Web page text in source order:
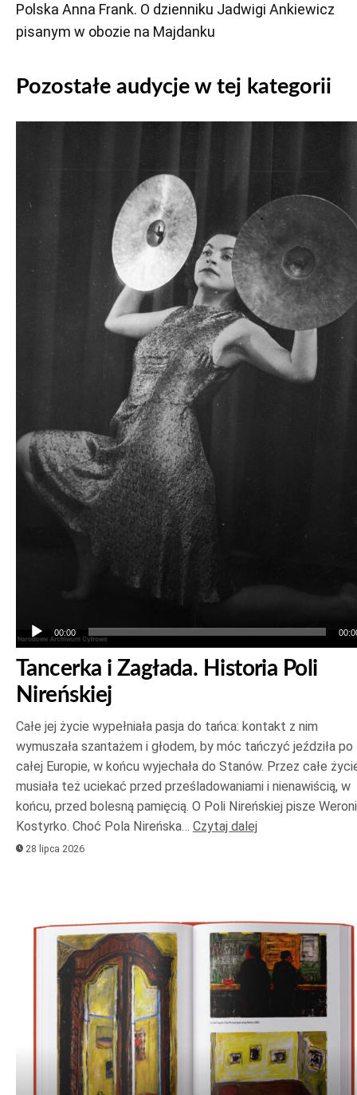
Polska Anna Frank. O dzienniku Jadwigi Ankiewicz
pisanym w obozie na Majdanku
Pozostałe audycje w tej kategorii
00:00
Tancerka i Zagłada. Historia Poli
Nireńskiej
Całe jej życie wypełniała pasja do tańca: kontakt z nim
wymuszała szantażem i głodem, by móc tańczyć jeździła po
całej Europie, w końcu wyjechała do Stanów. Przez całe
musiała też uciekać przed prześladowaniami i nienawiścią, w
końcu, przed bolesną pamięcią. O Poli Nireńskiej pisze
Kostyrko. Choć Pola Nireńska… Czytaj dalej
28 lipca 2026
dźwiękowych